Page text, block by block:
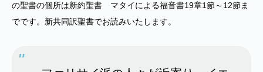
の聖書の個所は新約聖書 マタイによる福音書19章1節～12節ま
でです。新共同訳聖書でお読みいたします。